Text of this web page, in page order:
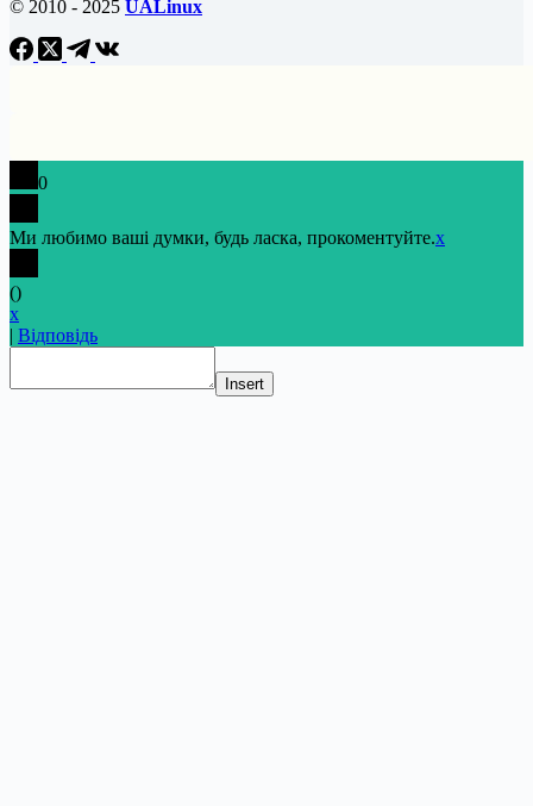
© 2010 - 2025 UALinux
0
Ми любимо ваші думки, будь ласка, прокоментуйте.x
()
x
| Відповідь
Insert